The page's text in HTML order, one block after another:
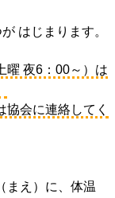
はじまります。
曜 夜6：00～）は
会に連絡してく
まえ）に、体温